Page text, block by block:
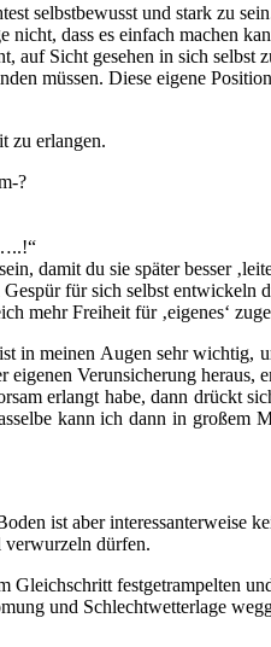
selbstbewusst und stark zu
dass es einfach machen
auf Sicht gesehen in sich selbst
müssen. Diese eigene
zu erlangen.
?
damit du sie später besser
für sich selbst entwickeln
mehr Freiheit für ‚eigenes‘
in meinen Augen sehr
Verunsicherung
erlangt habe, dann drückt
kann ich dann in großem
ist aber
verwurzeln dürfen.
festgetrampelten
und Schlechtwetterlage